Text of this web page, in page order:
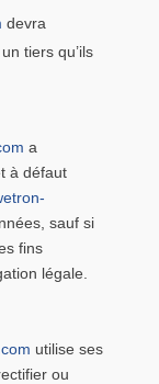
devra
tiers qu’ils
a
à défaut
sauf si
fins
légale.
utilise ses
ou